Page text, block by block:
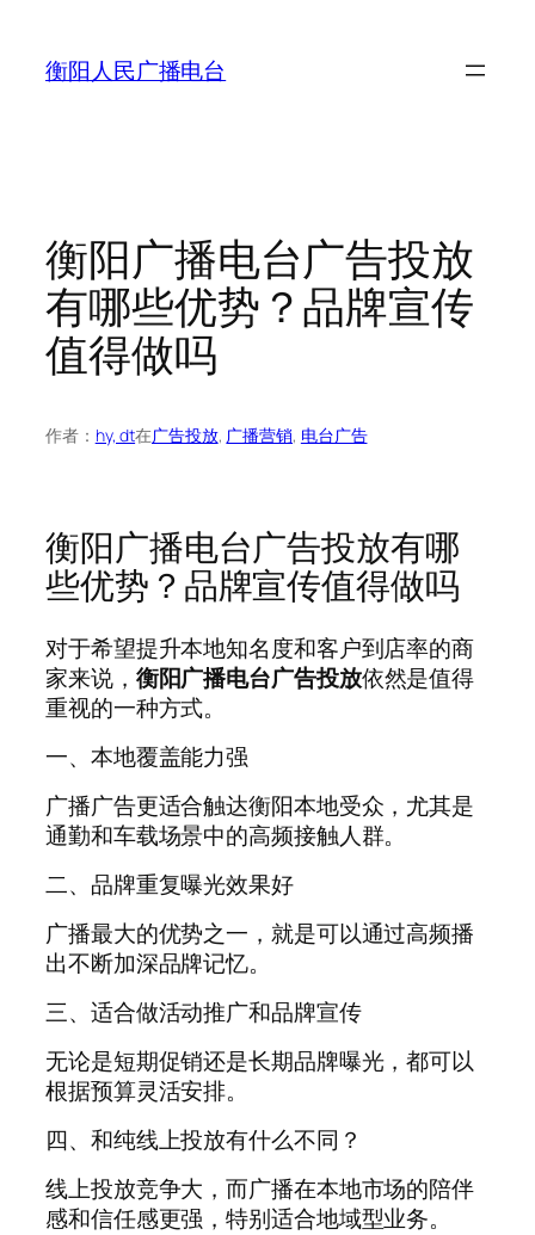
衡阳人民广播电台
衡阳广播电台广告投放
有哪些优势？品牌宣传
值得做吗
作者： hy, dt在广告投放, 广播营销, 电台广告
衡阳广播电台广告投放有哪
些优势？品牌宣传值得做吗
对于希望提升本地知名度和客户到店率的商
家来说， 衡阳广播电台广告投放依然是值得
重视的一种方式。
一、本地覆盖能力强
广播广告更适合触达衡阳本地受众，尤其是
通勤和车载场景中的高频接触人群。
二、品牌重复曝光效果好
广播最大的优势之一，就是可以通过高频播
出不断加深品牌记忆。
三、适合做活动推广和品牌宣传
无论是短期促销还是长期品牌曝光，都可以
根据预算灵活安排。
四、和纯线上投放有什么不同？
线上投放竞争大，而广播在本地市场的陪伴
感和信任感更强，特别适合地域型业务。